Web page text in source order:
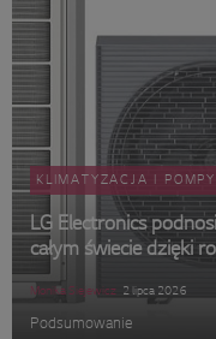
KLIMATYZACJA I
LG Electronics
całym świecie dzięki
Monika Siejewicz 2 lipca 2026
Podsumowanie